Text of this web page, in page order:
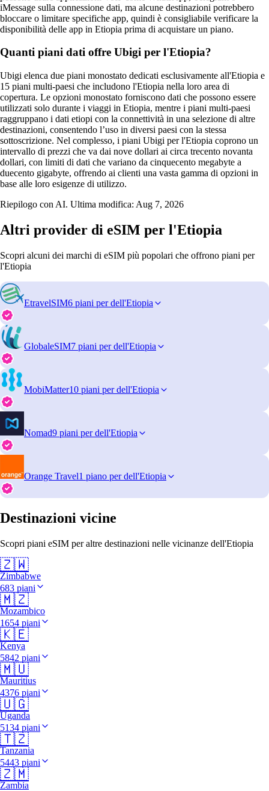
iMessage sulla connessione dati, ma alcune destinazioni potrebbero
bloccare o limitare specifiche app, quindi è consigliabile verificare la
disponibilità delle app in Etiopia prima di acquistare un piano.
Quanti piani dati offre Ubigi per l'Etiopia?
Ubigi elenca due piani monostato dedicati esclusivamente all'Etiopia e
15 piani multi‑paesi che includono l'Etiopia nella loro area di
copertura. Le opzioni monostato forniscono dati che possono essere
utilizzati solo durante i viaggi in Etiopia, mentre i piani multi‑paesi
raggruppano i dati etiopi con la connettività in una selezione di altre
destinazioni, consentendo l’uso in diversi paesi con la stessa
sottoscrizione. Nel complesso, i piani Ubigi per l'Etiopia coprono un
intervallo di prezzi che va dai nove dollari ai circa trecento novanta
dollari, con limiti di dati che variano da cinquecento megabyte a
duecento gigabyte, offrendo ai clienti una vasta gamma di opzioni in
base alle loro esigenze di utilizzo.
Riepilogo con AI. Ultima modifica: Aug 7, 2026
Altri provider di eSIM per l'Etiopia
Scopri alcuni dei marchi di eSIM più popolari che offrono piani per
l'Etiopia
EtravelSIM6 piani per dell'Etiopia
GlobaleSIM7 piani per dell'Etiopia
MobiMatter10 piani per dell'Etiopia
Nomad9 piani per dell'Etiopia
Orange Travel1 piano per dell'Etiopia
Destinazioni vicine
Scopri piani eSIM per altre destinazioni nelle vicinanze dell'Etiopia
🇿🇼
Zimbabwe
683 piani
🇲🇿
Mozambico
1654 piani
🇰🇪
Kenya
5842 piani
🇲🇺
Mauritius
4376 piani
🇺🇬
Uganda
5134 piani
🇹🇿
Tanzania
5443 piani
🇿🇲
Zambia